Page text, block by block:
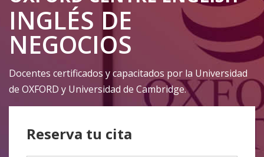
INGLÉS DE
NEGOCIOS
Docentes certificados y capacitados por la Universidad
de OXFORD y Universidad de Cambridge.
Reserva tu cita